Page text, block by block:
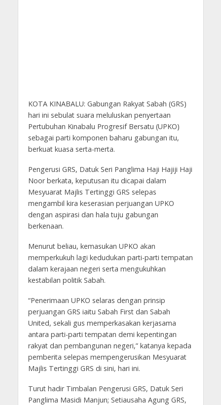
KOTA KINABALU: Gabungan Rakyat Sabah (GRS)
hari ini sebulat suara meluluskan penyertaan
Pertubuhan Kinabalu Progresif Bersatu (UPKO)
sebagai parti komponen baharu gabungan itu,
berkuat kuasa serta-merta.
Pengerusi GRS, Datuk Seri Panglima Haji Hajiji Haji
Noor berkata, keputusan itu dicapai dalam
Mesyuarat Majlis Tertinggi GRS selepas
mengambil kira keserasian perjuangan UPKO
dengan aspirasi dan hala tuju gabungan
berkenaan.
Menurut beliau, kemasukan UPKO akan
memperkukuh lagi kedudukan parti-parti tempatan
dalam kerajaan negeri serta mengukuhkan
kestabilan politik Sabah.
“Penerimaan UPKO selaras dengan prinsip
perjuangan GRS iaitu Sabah First dan Sabah
United, sekali gus memperkasakan kerjasama
antara parti-parti tempatan demi kepentingan
rakyat dan pembangunan negeri,” katanya kepada
pemberita selepas mempengerusikan Mesyuarat
Majlis Tertinggi GRS di sini, hari ini.
Turut hadir Timbalan Pengerusi GRS, Datuk Seri
Panglima Masidi Manjun; Setiausaha Agung GRS,